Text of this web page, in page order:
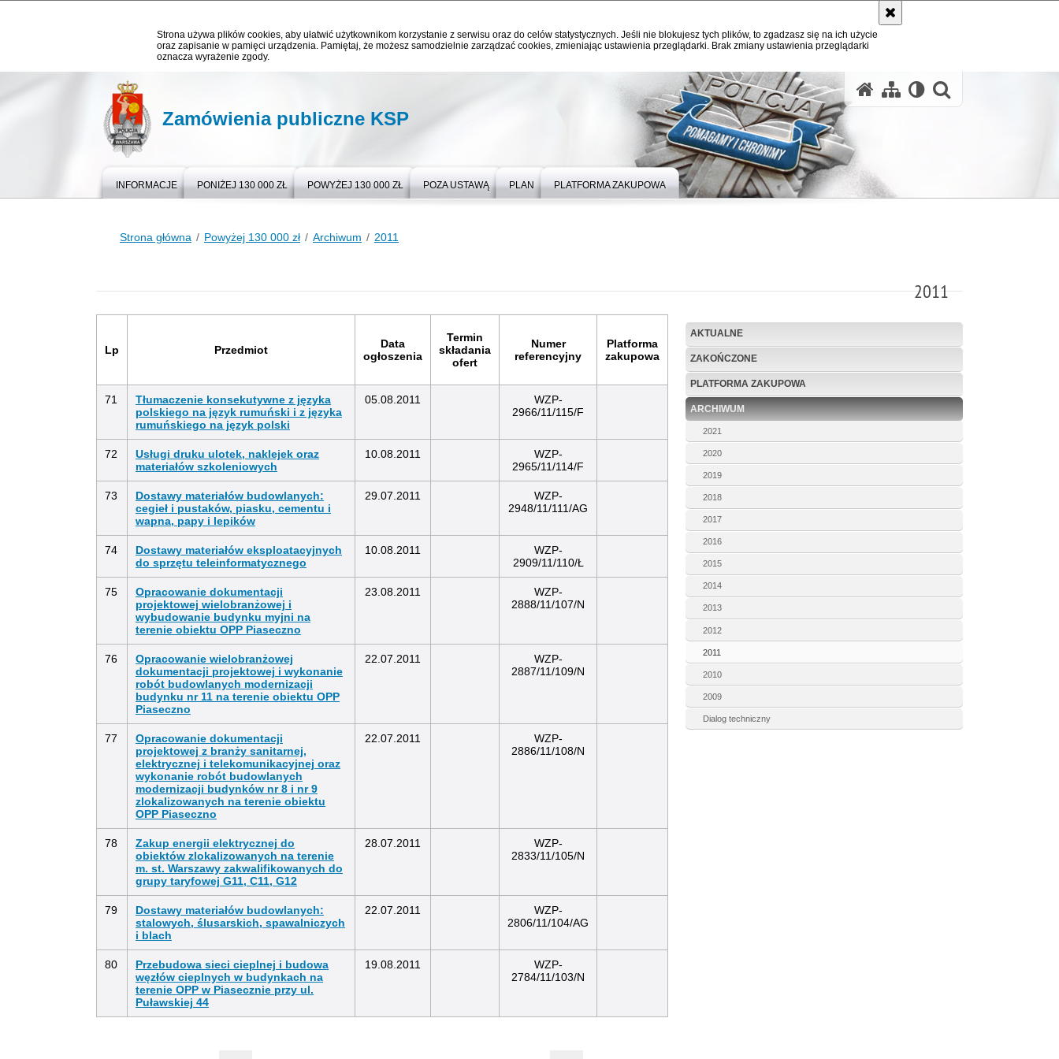
Strona używa plików cookies, aby ułatwić użytkownikom korzystanie z serwisu oraz do celów statystycznych. Jeśli nie blokujesz tych plików, to zgadzasz się na ich użycie
oraz zapisanie w pamięci urządzenia. Pamiętaj, że możesz samodzielnie zarządzać cookies, zmieniając ustawienia przeglądarki. Brak zmiany ustawienia przeglądarki
oznacza wyrażenie zgody.
Zamówienia publiczne KSP
INFORMACJE PONIŻEJ 130 000 ZŁ POWYŻEJ 130 000 ZŁ POZA USTAWĄ PLAN PLATFORMA ZAKUPOWA
Strona główna Powyżej 130 000 zł Archiwum 2011
2011
Lp Przedmiot
Data
ogłoszenia
Termin
składania
ofert
Numer
referencyjny
Platforma
zakupowa
71
Tłumaczenie konsekutywne z języka
polskiego na język rumuński i z języka
rumuńskiego na język polski
05.08.2011
WZP-
2966/11/115/F
72
Usługi druku ulotek, naklejek oraz
materiałów szkoleniowych
10.08.2011
WZP-
2965/11/114/F
73
Dostawy materiałów budowlanych:
cegieł i pustaków, piasku, cementu i
wapna, papy i lepików
29.07.2011
WZP-
2948/11/111/AG
74
Dostawy materiałów eksploatacyjnych
do sprzętu teleinformatycznego
10.08.2011
WZP-
2909/11/110/Ł
75
Opracowanie dokumentacji
projektowej wielobranżowej i
wybudowanie budynku myjni na
terenie obiektu OPP Piaseczno
23.08.2011
WZP-
2888/11/107/N
76
Opracowanie wielobranżowej
dokumentacji projektowej i wykonanie
robót budowlanych modernizacji
budynku nr 11 na terenie obiektu OPP
Piaseczno
22.07.2011
WZP-
2887/11/109/N
77
Opracowanie dokumentacji
projektowej z branży sanitarnej,
elektrycznej i telekomunikacyjnej oraz
wykonanie robót budowlanych
modernizacji budynków nr 8 i nr 9
zlokalizowanych na terenie obiektu
OPP Piaseczno
22.07.2011
WZP-
2886/11/108/N
78
Zakup energii elektrycznej do
obiektów zlokalizowanych na terenie
m. st. Warszawy zakwalifikowanych do
grupy taryfowej G11, C11, G12
28.07.2011
WZP-
2833/11/105/N
79
Dostawy materiałów budowlanych:
stalowych, ślusarskich, spawalniczych
i blach
22.07.2011
WZP-
2806/11/104/AG
80
Przebudowa sieci cieplnej i budowa
węzłów cieplnych w budynkach na
terenie OPP w Piasecznie przy ul.
Puławskiej 44
19.08.2011
WZP-
2784/11/103/N
AKTUALNE
ZAKOŃCZONE
PLATFORMA ZAKUPOWA
ARCHIWUM
2021
2020
2019
2018
2017
2016
2015
2014
2013
2012
2011
2010
2009
Dialog techniczny